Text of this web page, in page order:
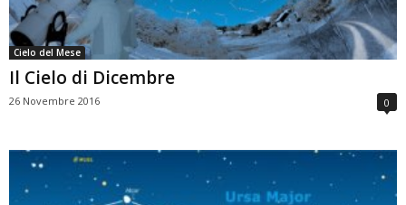
Cielo del Mese
Il Cielo di Dicembre
26 Novembre 2016 0